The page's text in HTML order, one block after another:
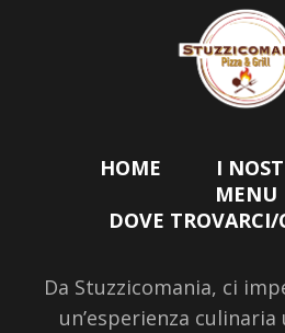
HOME
I
MENU
DOVE
Da Stuzzicomania, ci
un’esperienza